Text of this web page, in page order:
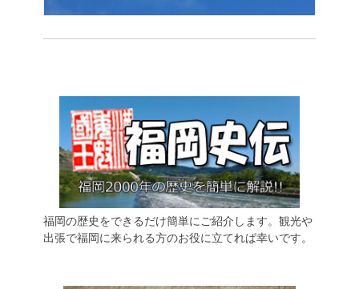
福岡の歴史をできるだけ簡単にご紹介します。観光や
出張で福岡に来られる方のお役に立てれば幸いです。